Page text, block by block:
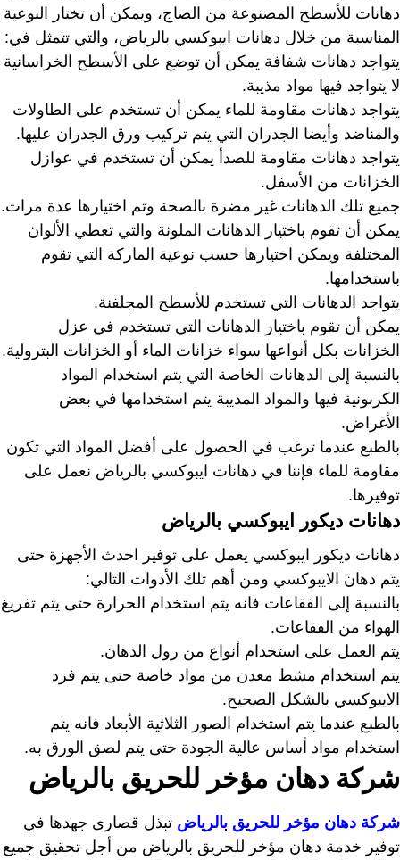
دهانات للأسطح المصنوعة من الصاج، ويمكن أن تختار النوعية
المناسبة من خلال دهانات ايبوكسي بالرياض، والتي تتمثل في:
يتواجد دهانات شفافة يمكن أن توضع على الأسطح الخراسانية
لا يتواجد فيها مواد مذيبة.
يتواجد دهانات مقاومة للماء يمكن أن تستخدم على الطاولات
والمناضد وأيضا الجدران التي يتم تركيب ورق الجدران عليها.
يتواجد دهانات مقاومة للصدأ يمكن أن تستخدم في عوازل
الخزانات من الأسفل.
جميع تلك الدهانات غير مضرة بالصحة وتم اختيارها عدة مرات.
يمكن أن تقوم باختيار الدهانات الملونة والتي تعطي الألوان
المختلفة ويمكن اختيارها حسب نوعية الماركة التي تقوم
باستخدامها.
يتواجد الدهانات التي تستخدم للأسطح المجلفنة.
يمكن أن تقوم باختيار الدهانات التي تستخدم في عزل
الخزانات بكل أنواعها سواء خزانات الماء أو الخزانات البترولية.
بالنسبة إلى الدهانات الخاصة التي يتم استخدام المواد
الكربونية فيها والمواد المذيبة يتم استخدامها في بعض
الأغراض.
بالطبع عندما ترغب في الحصول على أفضل المواد التي تكون
مقاومة للماء فإننا في دهانات ايبوكسي بالرياض نعمل على
توفيرها.
دهانات ديكور ايبوكسي بالرياض
دهانات ديكور ايبوكسي يعمل على توفير احدث الأجهزة حتى
يتم دهان الايبوكسي ومن أهم تلك الأدوات التالي:
بالنسبة إلى الفقاعات فانه يتم استخدام الحرارة حتى يتم تفريغ
الهواء من الفقاعات.
يتم العمل على استخدام أنواع من رول الدهان.
يتم استخدام مشط معدن من مواد خاصة حتى يتم فرد
الايبوكسي بالشكل الصحيح.
بالطبع عندما يتم استخدام الصور الثلاثية الأبعاد فانه يتم
استخدام مواد أساس عالية الجودة حتى يتم لصق الورق به.
شركة دهان مؤخر للحريق بالرياض
شركة دهان مؤخر للحريق بالرياض تبذل قصارى جهدها في
توفير خدمة دهان مؤخر للحريق بالرياض من أجل تحقيق جميع